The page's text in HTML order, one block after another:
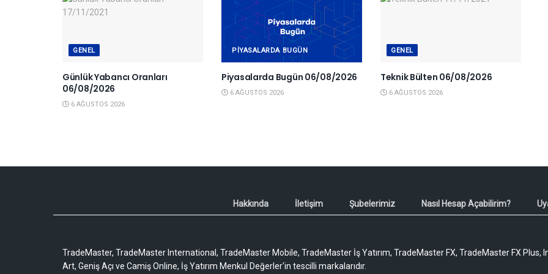
GENEL
Günlük Yabancı Oranları
06/08/2026
6 AĞUSTOS 2026
PIYASALARDA BUGÜN
Piyasalarda Bugün 06/08/2026
6 AĞUSTOS 2026
GENEL
Teknik Bülten 06/08/2026
6 AĞUSTOS 2026
Hakkında İletişim Şubelerimiz Nasıl Hesap Açabilirim?
TradeMaster, TradeMaster International, TradeMaster Mobile, TradeMaster İş Yatırım, TradeMaster FX, TradeMaster FX Plus,
Art, Geniş Açı ve Camiş Online, İş Yatırım Menkul Değerler'in tescilli markalarıdır.